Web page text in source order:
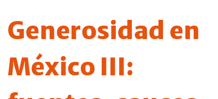
Generosidad en
México III: